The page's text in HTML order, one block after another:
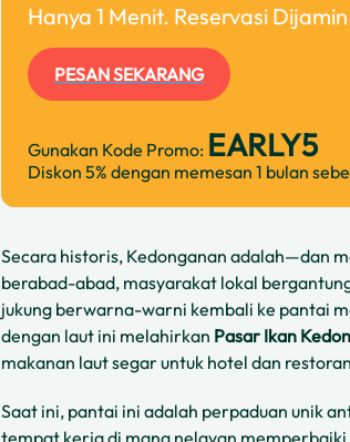
Hanya 1 Menit. Reservasi
PESAN SEKARANG
Gunakan Kode Promo: EARLY5
Diskon 5% dengan memesan 1 bulan
Secara historis, Kedonganan adalah—dan
berabad-abad, masyarakat lokal
jukung berwarna-warni kembali ke pantai
dengan laut ini melahirkan Pasar Ikan
makanan laut segar untuk hotel dan
Saat ini, pantai ini adalah perpaduan unik
tempat kerja di mana nelayan